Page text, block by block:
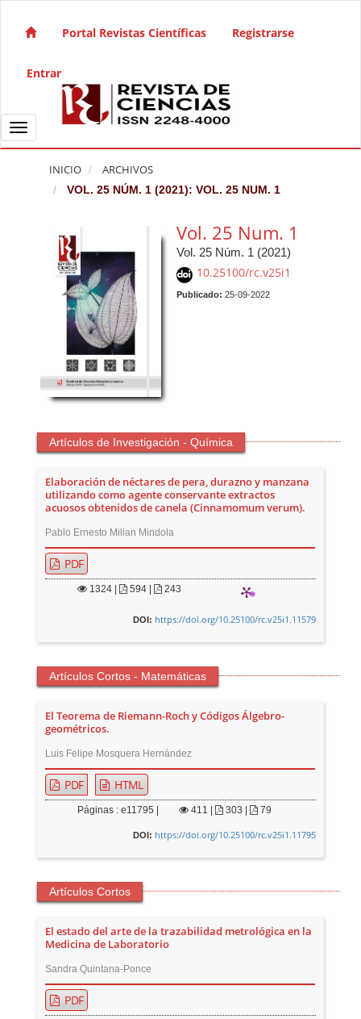
Navegación principal
Barra lateral
Portal Revistas Científicas Registrarse
Entrar
Toggle navigation
INICIO ARCHIVOS
VOL. 25 NÚM. 1 (2021): VOL. 25 NUM. 1
Vol. 25 Num. 1
Vol. 25 Núm. 1 (2021)
10.25100/rc.v25i1
Publicado:25-09-2022
Artículos de Investigación - Química
Elaboración de néctares de pera, durazno y manzana
utilizando como agente conservante extractos
acuosos obtenidos de canela (Cinnamomum verum).
Pablo Ernesto Milian Mindola
PDF
1324 594 | 243
DOI: https://doi.org/10.25100/rc.v25i1.11579
Artículos Cortos - Matemáticas
El Teorema de Riemann-Roch y Códigos Álgebro-
geométricos.
Luis Felipe Mosquera Hernández
PDF HTML
Páginas : e11795 | 411 303 | 79
DOI: https://doi.org/10.25100/rc.v25i1.11795
Artículos Cortos
El estado del arte de la trazabilidad metrológica en la
Medicina de Laboratorio
Sandra Quintana-Ponce
PDF